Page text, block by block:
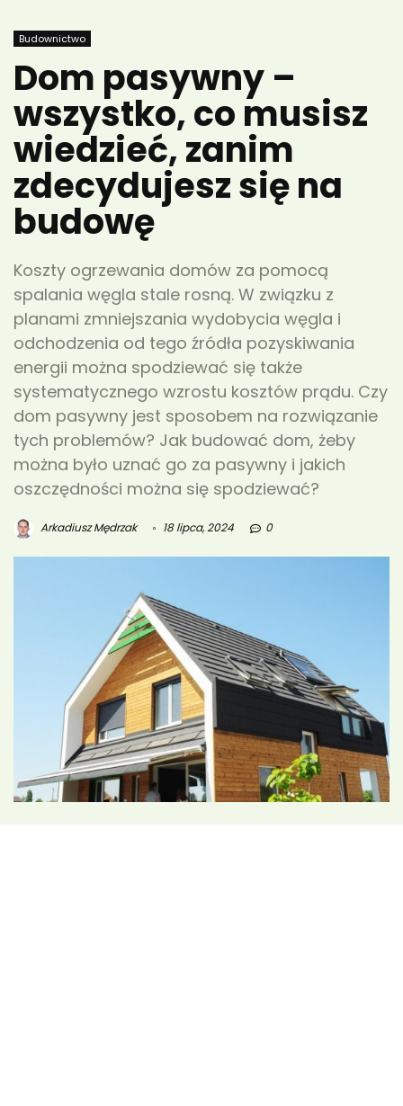
Budownictwo
Dom pasywny –
wszystko, co musisz
wiedzieć, zanim
zdecydujesz się na
budowę
Koszty ogrzewania domów za pomocą
spalania węgla stale rosną. W związku z
planami zmniejszania wydobycia węgla i
odchodzenia od tego źródła pozyskiwania
energii można spodziewać się także
systematycznego wzrostu kosztów prądu. Czy
dom pasywny jest sposobem na rozwiązanie
tych problemów? Jak budować dom, żeby
można było uznać go za pasywny i jakich
oszczędności można się spodziewać?
Arkadiusz Mędrzak 18 lipca, 2024 0